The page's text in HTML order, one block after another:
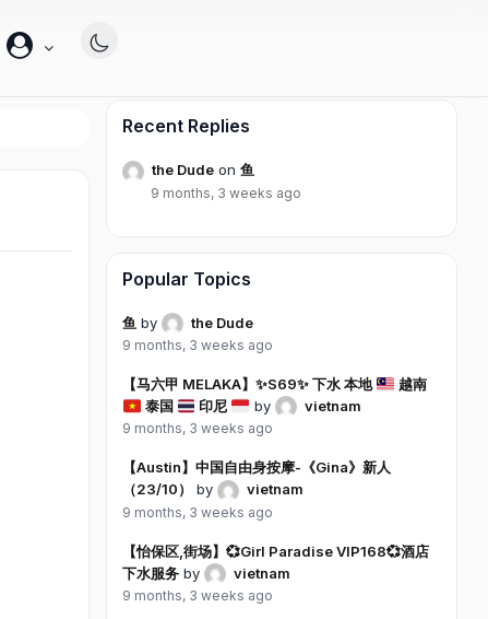
帐
Recent Replies
the Dude on 鱼
9 months, 3 weeks ago
Popular Topics
鱼 by the Dude
9 months, 3 weeks ago
【马六甲 MELAKA】 ✨S69✨下水 本地
越南
泰国
印尼 by vietnam
9 months, 3 weeks ago
【Austin】中国自由身按摩-《Gina》新人
（23/10）
by vietnam
9 months, 3 weeks ago
【怡保区,街场】💞Girl Paradise VIP168💞酒店
下水服务 by vietnam
9 months, 3 weeks ago